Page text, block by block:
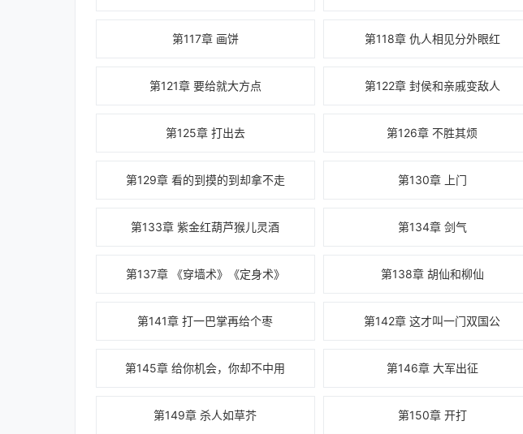
第117章 画饼 第118章 仇人相见分外眼红
第121章 要给就大方点 第122章 封侯和亲戚变敌人
第125章 打出去 第126章 不胜其烦
第129章 看的到摸的到却拿不走 第130章 上门
第133章 紫金红葫芦猴儿灵酒 第134章 剑气
第137章 《穿墙术》《定身术》 第138章 胡仙和柳仙
第141章 打一巴掌再给个枣 第142章 这才叫一门双国公
第145章 给你机会，你却不中用 第146章 大军出征
第149章 杀人如草芥 第150章 开打